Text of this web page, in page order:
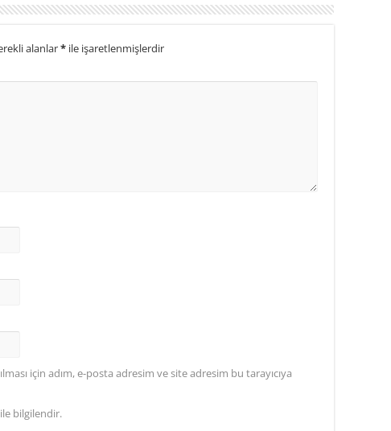
alanlar*ile işaretlenmişlerdir
için adım, e-posta adresim ve site adresim bu tarayıcıya
bilgilendir.